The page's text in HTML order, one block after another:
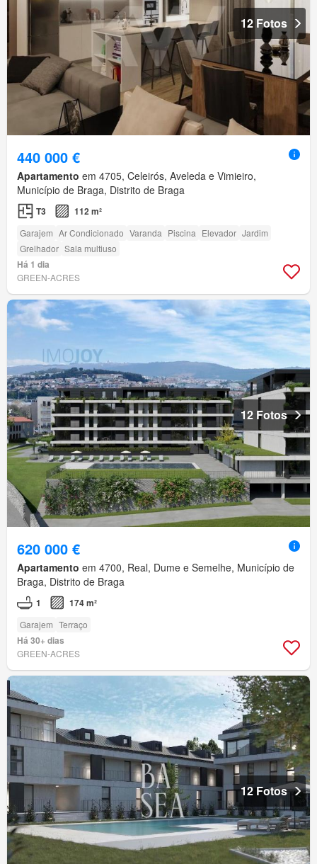
12 Fotos
440 000 €
Apartamento em 4705, Celeirós, Aveleda e Vimieiro,
Município de Braga, Distrito de Braga
T3 112 m²
Garajem Ar Condicionado Varanda Piscina Elevador Jardim
Grelhador Sala multiuso
Há 1 dia
GREEN-ACRES
12 Fotos
620 000 €
Apartamento em 4700, Real, Dume e Semelhe, Município de
Braga, Distrito de Braga
1 174 m²
Garajem Terraço
Há 30+ dias
GREEN-ACRES
12 Fotos